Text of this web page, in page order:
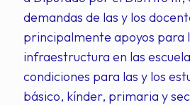
demandas de las y los
principalmente apoyos para
infraestructura en las
condiciones para las y los
básico, kínder, primaria y